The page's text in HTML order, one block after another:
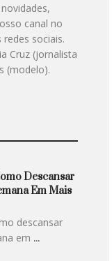
canal no
redes sociais.
Cruz (jornalista
(modelo).
Descansar
Em Mais
descansar
em ...